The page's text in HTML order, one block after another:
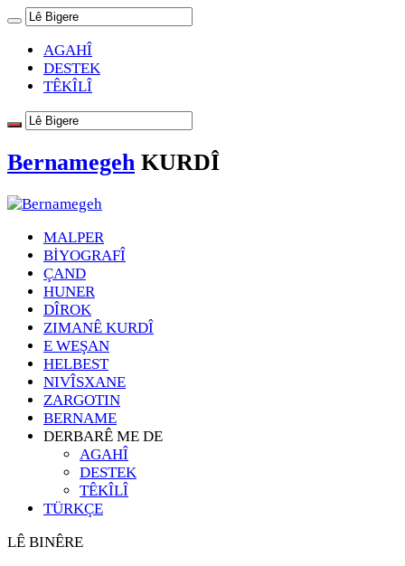
AGAHÎ
DESTEK
TÊKÎLÎ
Bernamegeh KURDÎ
MALPER
BİYOGRAFÎ
ÇAND
HUNER
DÎROK
ZIMANÊ KURDÎ
E WEŞAN
HELBEST
NIVÎSXANE
ZARGOTIN
BERNAME
DERBARÊ ME DE
AGAHÎ
DESTEK
TÊKÎLÎ
TÜRKÇE
LÊ BINÊRE